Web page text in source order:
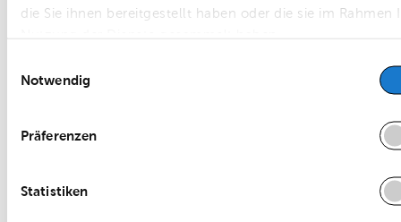
die Sie ihnen bereitgestellt haben oder die sie im Rahmen
Notwendig
Präferenzen
Statistiken
und Realisierung bereits berücksichtigt worden.
Ausreichende Parkmöglichkeiten werden durch 159
ausgewählten Stellflächen 34 Ladepunkte mit einer
Imposant sind auch die bereits verbauten